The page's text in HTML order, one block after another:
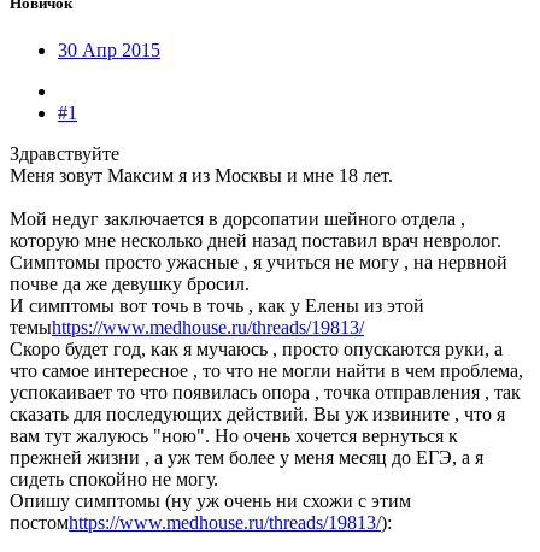
30 Апр 2015
#1
Здравствуйте
Меня зовут Максим я из Москвы и мне 18 лет.
Мой недуг заключается в дорсопатии шейного отдела ,
которую мне несколько дней назад поставил врач невролог.
Симптомы просто ужасные , я учиться не могу , на нервной
почве да же девушку бросил.
И симптомы вот точь в точь , как у Елены из этой
темыhttps://www.medhouse.ru/threads/19813/
Скоро будет год, как я мучаюсь , просто опускаются руки, а
что самое интересное , то что не могли найти в чем проблема,
успокаивает то что появилась опора , точка отправления , так
сказать для последующих действий. Вы уж извините , что я
вам тут жалуюсь "ною". Но очень хочется вернуться к
прежней жизни , а уж тем более у меня месяц до ЕГЭ, а я
сидеть спокойно не могу.
Опишу симптомы (ну уж очень ни схожи с этим
постомhttps://www.medhouse.ru/threads/19813/):